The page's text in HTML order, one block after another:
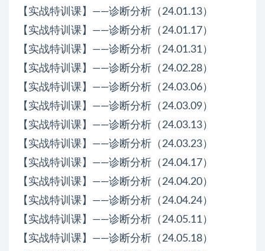
【实战特训课】——诊断分析（24.01.13）
【实战特训课】——诊断分析（24.01.17）
【实战特训课】——诊断分析（24.01.31）
【实战特训课】——诊断分析（24.02.28）
【实战特训课】——诊断分析（24.03.06）
【实战特训课】——诊断分析（24.03.09）
【实战特训课】——诊断分析（24.03.13）
【实战特训课】——诊断分析（24.03.23）
【实战特训课】——诊断分析（24.04.17）
【实战特训课】——诊断分析（24.04.20）
【实战特训课】——诊断分析（24.04.24）
【实战特训课】——诊断分析（24.05.11）
【实战特训课】——诊断分析（24.05.18）